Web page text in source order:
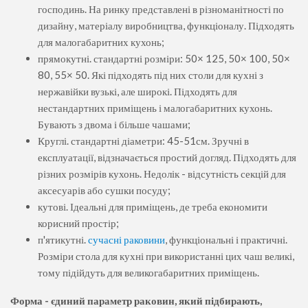
господинь. На ринку представлені в різноманітності по
дизайну, матеріалу виробництва, функціоналу. Підходять
для малогабаритних кухонь;
прямокутні. стандартні розміри: 50× 125, 50× 100, 50×
80, 55× 50. Які підходять під них столи для кухні з
нержавійки вузькі, але широкі. Підходять для
нестандартних приміщень і малогабаритних кухонь.
Бувають з двома і більше чашами;
Круглі. стандартні діаметри: 45-51см. Зручні в
експлуатації, відзначається простий догляд. Підходять для
різних розмірів кухонь. Недолік - відсутність секцій для
аксесуарів або сушки посуду;
кутові. Ідеальні для приміщень, де треба економити
корисний простір;
п'ятикутні.сучасні раковини, функціональні і практичні.
Розміри стола для кухні при використанні цих чаш великі,
тому підійдуть для великогабаритних приміщень.
Форма - єдиний параметр раковин, який підбирають,